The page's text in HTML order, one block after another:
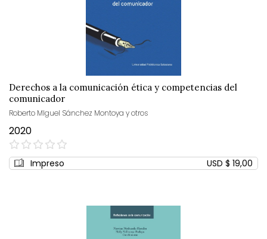
Derechos a la comunicación ética y competencias del
comunicador
Roberto MIguel Sánchez Montoya y otros
2020
0%
Impreso USD $ 19,00